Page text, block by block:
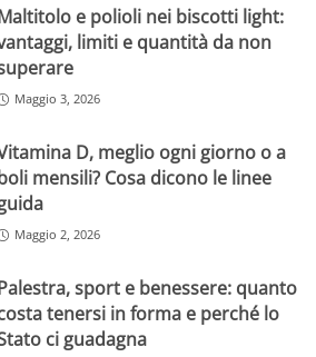
e polioli nei biscotti light:
limiti e quantità da non
Maggio 3, 2026
D, meglio ogni giorno o a
mensili? Cosa dicono le linee
Maggio 2, 2026
sport e benessere: quanto
tenersi in forma e perché lo
ci guadagna